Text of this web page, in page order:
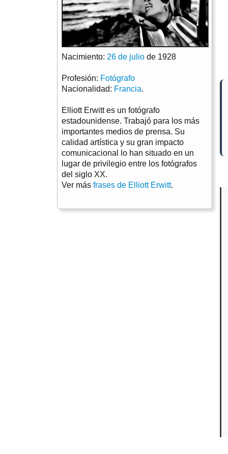
Nacimiento: 26 de julio de 1928
Profesión: Fotógrafo
Nacionalidad: Francia.
Elliott Erwitt es un fotógrafo
estadounidense. Trabajó para los más
importantes medios de prensa. Su
calidad artística y su gran impacto
comunicacional lo han situado en un
lugar de privilegio entre los fotógrafos
del siglo XX.
Ver más frases de Elliott Erwitt.